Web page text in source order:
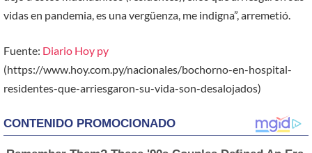
vidas en pandemia, es una vergüenza, me indigna”, arremetió.
Fuente: Diario Hoy py
(https://www.hoy.com.py/nacionales/bochorno-en-hospital-
residentes-que-arriesgaron-su-vida-son-desalojados)